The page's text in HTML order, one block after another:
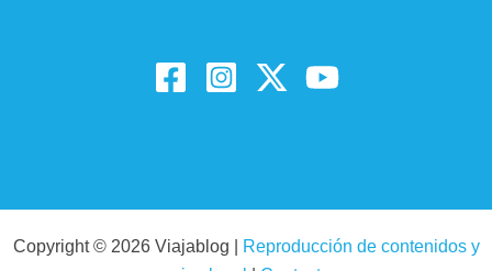
Copyright © 2026 Viajablog |
Reproducción de contenidos y